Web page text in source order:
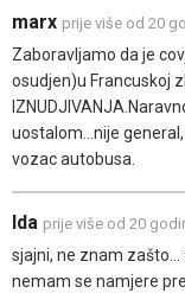
marx prije više od 20
Zaboravljamo da je
osudjen)u Francuskoj
uostalom...nije
vozac autobusa.
Ida prije više od 20
sjajni, ne znam
nemam se namjere